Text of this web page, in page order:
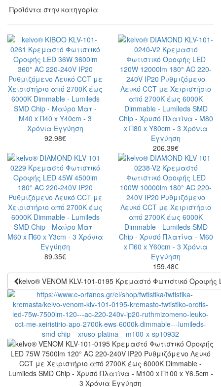
Προϊόντα στην κατηγορία
92.98€
206.39€
89.35€
159.48€
kelvo® VENOM KLV-101-0195 Κρεμαστό Φωτιστικό